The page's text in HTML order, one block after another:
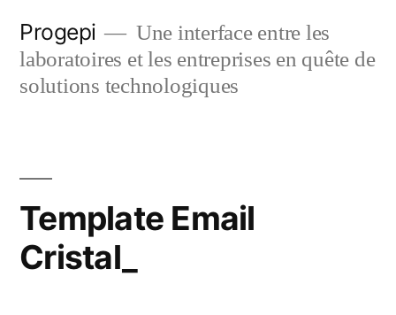
content
Progepi
Une interface entre les
laboratoires et les entreprises en quête de
solutions technologiques
Template Email
Cristal_